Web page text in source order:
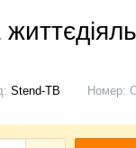
Stend-TB Номер: